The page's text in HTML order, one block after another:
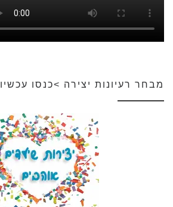
מבחר רעיונות יצירה >כנסו עכשיו